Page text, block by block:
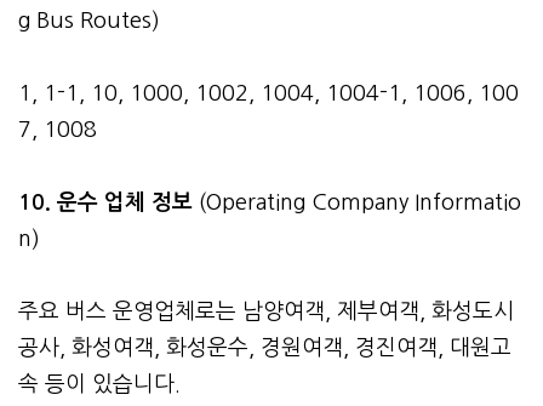
g Bus Routes)
1, 1-1, 10, 1000, 1002, 1004, 1004-1, 1006, 100
7, 1008
10. 운수 업체 정보 (Operating Company Informatio
n)
주요 버스 운영업체로는 남양여객, 제부여객, 화성도시
공사, 화성여객, 화성운수, 경원여객, 경진여객, 대원고
속 등이 있습니다.